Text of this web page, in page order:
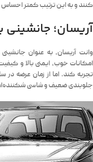
کنند و به این ترتیب کمتر
آریسان؛ جانشینی
وانت آریسان، به عنوان
امکانات خوب، ایمنی بالا و
جلوبندی ضعیف و شاسی